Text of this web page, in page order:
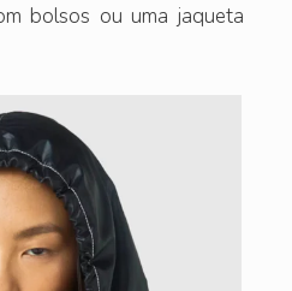
bolsos ou uma jaqueta